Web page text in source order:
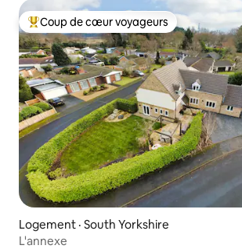
Coup de cœur voyageurs parmi les plus
Coup de cœur voyageurs
Logement · South Yorkshire
L'annexe